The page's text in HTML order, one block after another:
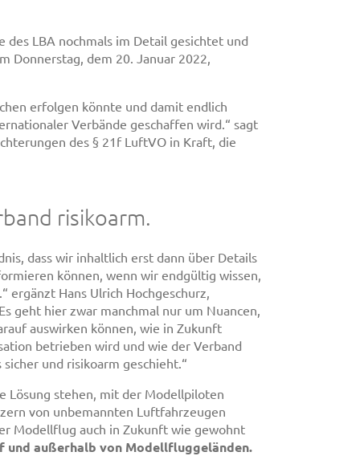
LBA nochmals im Detail gesichtet und
Donnerstag, dem 20. Januar 2022,
erfolgen könnte und damit endlich
Verbände geschaffen wird.“ sagt
des § 21f LuftVO in Kraft, die
risikoarm.
dass wir inhaltlich erst dann über Details
können, wenn wir endgültig wissen,
ergänzt Hans Ulrich Hochgeschurz,
geht hier zwar manchmal nur um Nuancen,
auswirken können, wie in Zukunft
betrieben wird und wie der Verband
und risikoarm geschieht.“
Lösung stehen, mit der Modellpiloten
von unbemannten Luftfahrzeugen
Modellflug auch in Zukunft wie gewohnt
und außerhalb von Modellfluggeländen.